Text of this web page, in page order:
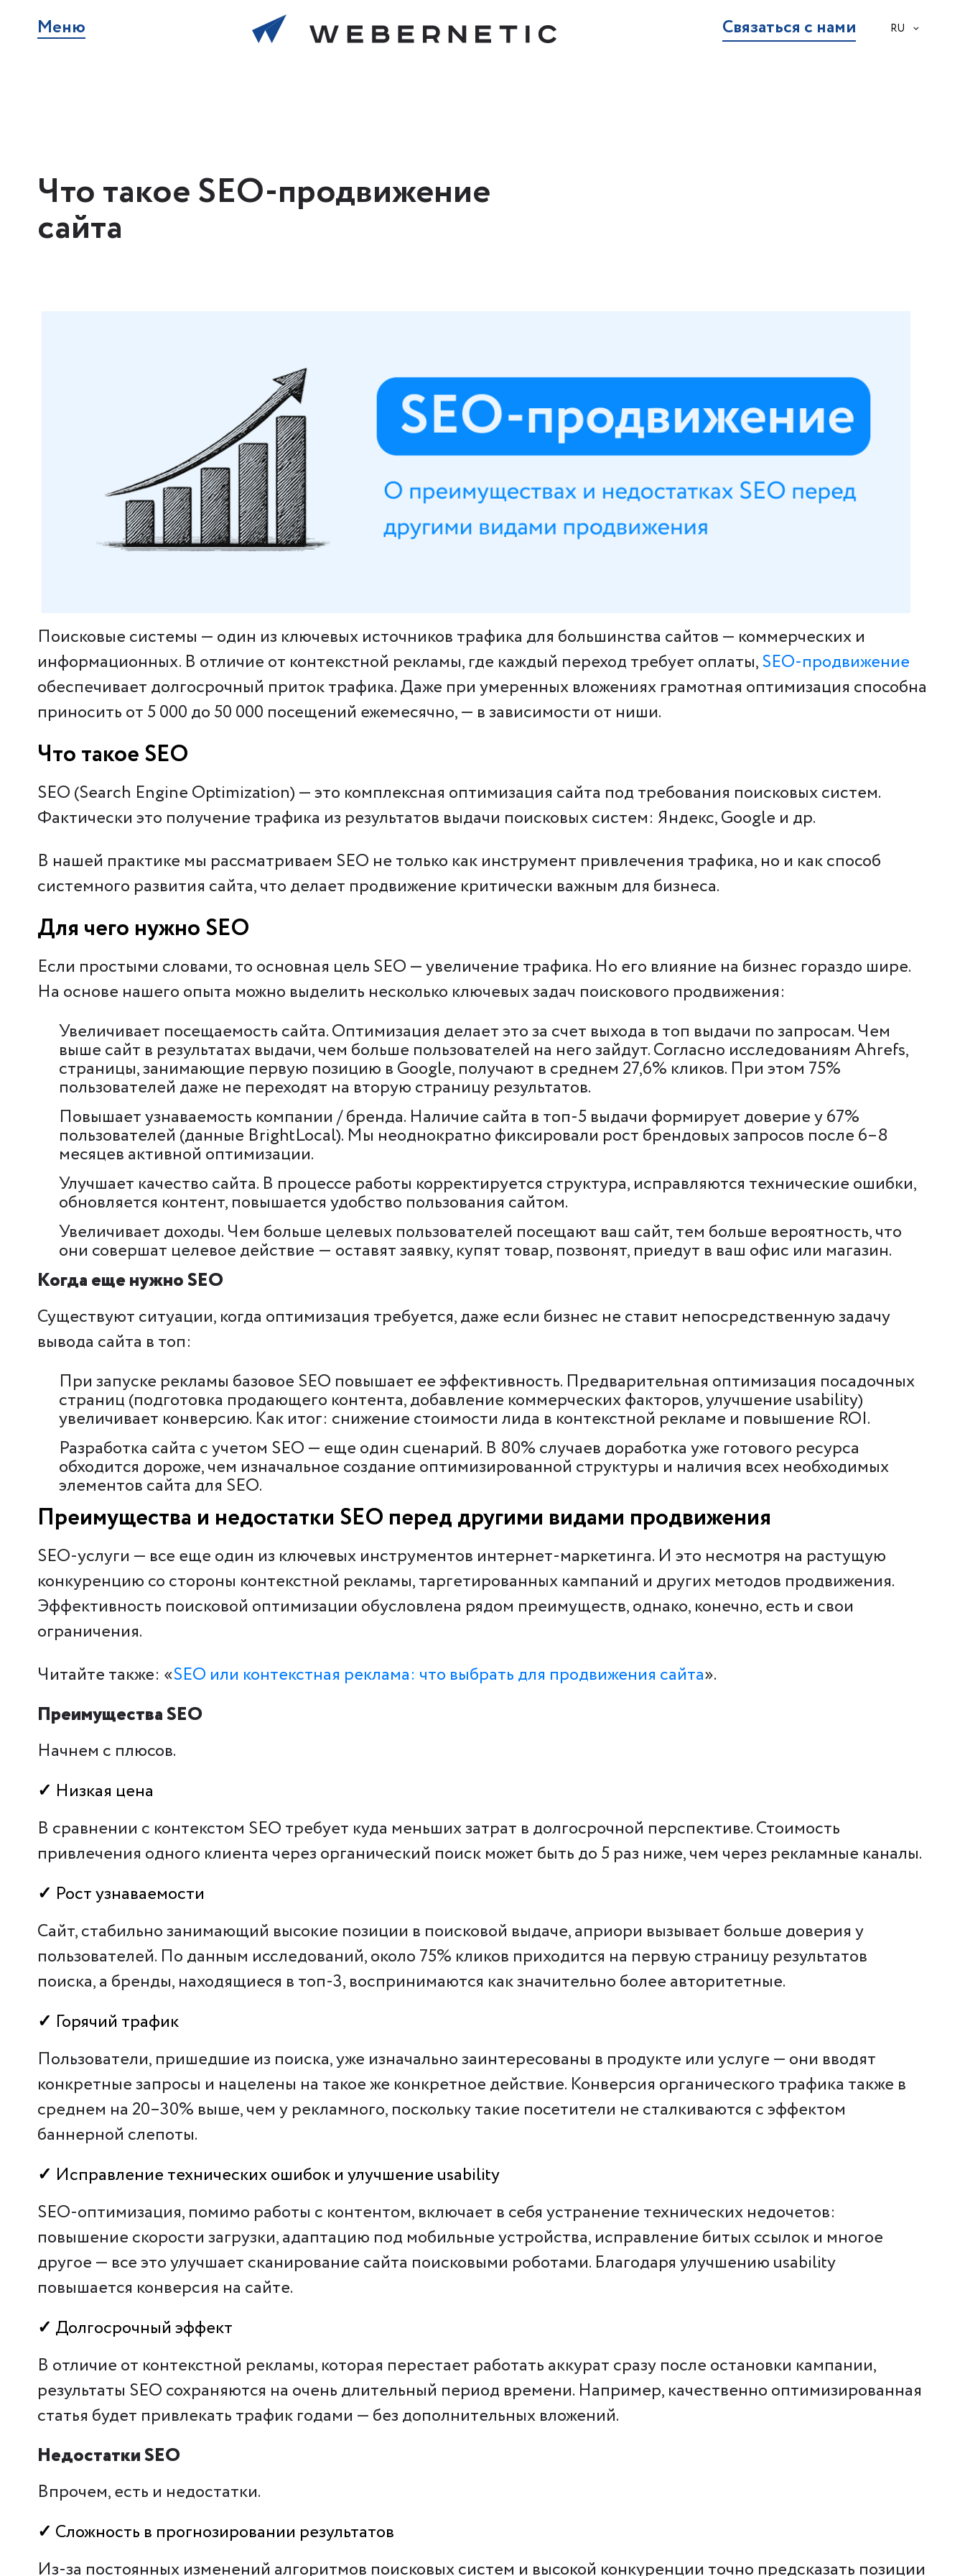
Меню Связаться с нами RU
Что такое SEO-продвижение
сайта
Поисковые системы — один из ключевых источников трафика для большинства сайтов — коммерческих и
информационных. В отличие от контекстной рекламы, где каждый переход требует оплаты,SEO-продвижение
обеспечивает долгосрочный приток трафика. Даже при умеренных вложениях грамотная оптимизация способна
приносить от 5 000 до 50 000 посещений ежемесячно, — в зависимости от ниши.
Что такое SEO
SEO (Search Engine Optimization) — это комплексная оптимизация сайта под требования поисковых систем.
Фактически это получение трафика из результатов выдачи поисковых систем: Яндекс, Google и др.
В нашей практике мы рассматриваем SEO не только как инструмент привлечения трафика, но и как способ
системного развития сайта, что делает продвижение критически важным для бизнеса.
Для чего нужно SEO
Если простыми словами, то основная цель SEO — увеличение трафика. Но его влияние на бизнес гораздо шире.
На основе нашего опыта можно выделить несколько ключевых задач поискового продвижения:
Увеличивает посещаемость сайта. Оптимизация делает это за счет выхода в топ выдачи по запросам. Чем
выше сайт в результатах выдачи, чем больше пользователей на него зайдут. Согласно исследованиям Ahrefs,
страницы, занимающие первую позицию в Google, получают в среднем 27,6% кликов. При этом 75%
пользователей даже не переходят на вторую страницу результатов.
Повышает узнаваемость компании / бренда. Наличие сайта в топ-5 выдачи формирует доверие у 67%
пользователей (данные BrightLocal). Мы неоднократно фиксировали рост брендовых запросов после 6–8
месяцев активной оптимизации.
Улучшает качество сайта. В процессе работы корректируется структура, исправляются технические ошибки,
обновляется контент, повышается удобство пользования сайтом.
Увеличивает доходы. Чем больше целевых пользователей посещают ваш сайт, тем больше вероятность, что
они совершат целевое действие ― оставят заявку, купят товар, позвонят, приедут в ваш офис или магазин.
Когда еще нужно SEO
Существуют ситуации, когда оптимизация требуется, даже если бизнес не ставит непосредственную задачу
вывода сайта в топ:
При запуске рекламы базовое SEO повышает ее эффективность. Предварительная оптимизация посадочных
страниц (подготовка продающего контента, добавление коммерческих факторов, улучшение usability)
увеличивает конверсию. Как итог: снижение стоимости лида в контекстной рекламе и повышение ROI.
Разработка сайта с учетом SEO — еще один сценарий. В 80% случаев доработка уже готового ресурса
обходится дороже, чем изначальное создание оптимизированной структуры и наличия всех необходимых
элементов сайта для SEO.
Преимущества и недостатки SEO перед другими видами продвижения
SEO-услуги — все еще один из ключевых инструментов интернет-маркетинга. И это несмотря на растущую
конкуренцию со стороны контекстной рекламы, таргетированных кампаний и других методов продвижения.
Эффективность поисковой оптимизации обусловлена рядом преимуществ, однако, конечно, есть и свои
ограничения.
Читайте также: «SEO или контекстная реклама: что выбрать для продвижения сайта».
Преимущества SEO
Начнем с плюсов.
✓ Низкая цена
В сравнении с контекстом SEO требует куда меньших затрат в долгосрочной перспективе. Стоимость
привлечения одного клиента через органический поиск может быть до 5 раз ниже, чем через рекламные каналы.
✓ Рост узнаваемости
Сайт, стабильно занимающий высокие позиции в поисковой выдаче, априори вызывает больше доверия у
пользователей. По данным исследований, около 75% кликов приходится на первую страницу результатов
поиска, а бренды, находящиеся в топ-3, воспринимаются как значительно более авторитетные.
✓ Горячий трафик
Пользователи, пришедшие из поиска, уже изначально заинтересованы в продукте или услуге — они вводят
конкретные запросы и нацелены на такое же конкретное действие. Конверсия органического трафика также в
среднем на 20–30% выше, чем у рекламного, поскольку такие посетители не сталкиваются с эффектом
баннерной слепоты.
✓ Исправление технических ошибок и улучшение usability
SEO-оптимизация, помимо работы с контентом, включает в себя устранение технических недочетов:
повышение скорости загрузки, адаптацию под мобильные устройства, исправление битых ссылок и многое
другое — все это улучшает сканирование сайта поисковыми роботами. Благодаря улучшению usability
повышается конверсия на сайте.
✓ Долгосрочный эффект
В отличие от контекстной рекламы, которая перестает работать аккурат сразу после остановки кампании,
результаты SEO сохраняются на очень длительный период времени. Например, качественно оптимизированная
статья будет привлекать трафик годами — без дополнительных вложений.
Недостатки SEO
Впрочем, есть и недостатки.
✓ Сложность в прогнозировании результатов
Из-за постоянных изменений алгоритмов поисковых систем и высокой конкуренции точно предсказать позиции